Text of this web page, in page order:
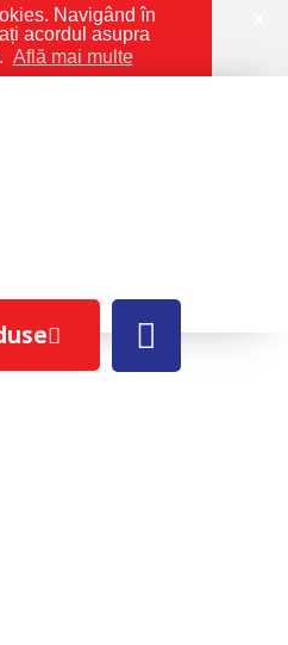
Navigând în
acordul asupra
Află mai multe